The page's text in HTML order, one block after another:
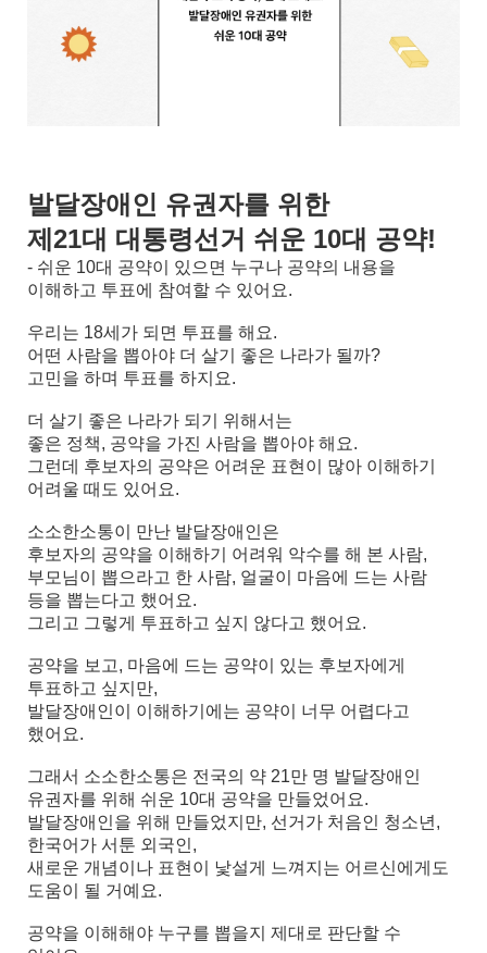
발달장애인 유권자를 위한
제21대 대통령선거 쉬운 10대 공약!
- 쉬운 10대 공약이 있으면 누구나 공약의 내용을
이해하고 투표에 참여할 수 있어요.
우리는 18세가 되면 투표를 해요.
어떤 사람을 뽑아야 더 살기 좋은 나라가 될까?
고민을 하며 투표를 하지요.
더 살기 좋은 나라가 되기 위해서는
좋은 정책, 공약을 가진 사람을 뽑아야 해요.
그런데 후보자의 공약은 어려운 표현이 많아 이해하기
어려울 때도 있어요.
소소한소통이 만난 발달장애인은
후보자의 공약을 이해하기 어려워 악수를 해 본 사람,
부모님이 뽑으라고 한 사람, 얼굴이 마음에 드는 사람
등을 뽑는다고 했어요.
그리고 그렇게 투표하고 싶지 않다고 했어요.
공약을 보고, 마음에 드는 공약이 있는 후보자에게
투표하고 싶지만,
발달장애인이 이해하기에는 공약이 너무 어렵다고
했어요.
그래서 소소한소통은 전국의 약 21만 명 발달장애인
유권자를 위해 쉬운 10대 공약을 만들었어요.
발달장애인을 위해 만들었지만, 선거가 처음인 청소년,
한국어가 서툰 외국인,
새로운 개념이나 표현이 낯설게 느껴지는 어르신에게도
도움이 될 거예요.
공약을 이해해야 누구를 뽑을지 제대로 판단할 수